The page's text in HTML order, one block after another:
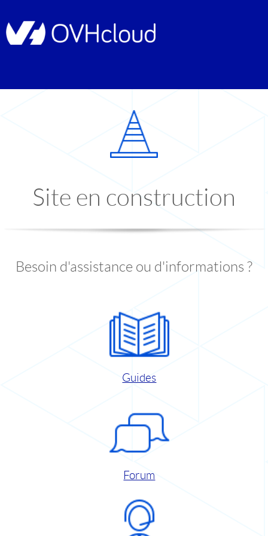
Site en construction
Besoin d'assistance ou d'informations ?
Guides
Forum